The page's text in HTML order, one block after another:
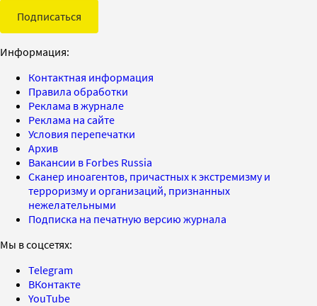
Подписаться
Информация:
Контактная информация
Правила обработки
Реклама в журнале
Реклама на сайте
Условия перепечатки
Архив
Вакансии в Forbes Russia
Сканер иноагентов, причастных к экстремизму и
терроризму и организаций, признанных
нежелательными
Подписка на печатную версию журнала
Мы в соцсетях:
Telegram
ВКонтакте
YouTube